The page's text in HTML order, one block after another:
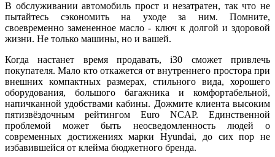
В обслуживании автомобиль прост и незатратен, так что не
пытайтесь сэкономить на уходе за ним. Помните,
своевременно замененное масло - ключ к долгой и здоровой
жизни. Не только машины, но и вашей.
Когда настанет время продавать, i30 сможет привлечь
покупателя. Мало кто откажется от внутреннего простора при
внешних компактных размерах, стильного вида, хорошего
оборудования, большого багажника и комфортабельной,
напичканной удобствами кабины. Дожмите клиента высоким
пятизвёздочным рейтингом Euro NCAP. Единственной
проблемой может быть неосведомленность людей о
современных достижениях марки Hyundai, до сих пор не
избавившейся от клейма бюджетного бренда.